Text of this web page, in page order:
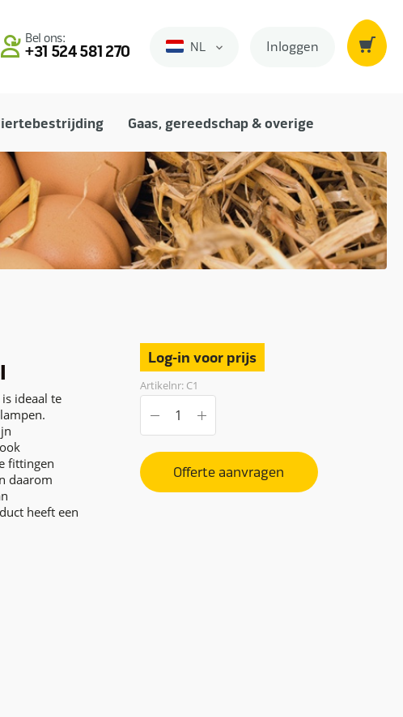
Bel ons:
+31 524 581 270 Nederlands
NL Inloggen
Gaas, gereedschap & overige
ideaal te
fittingen
daarom
heeft een
Log-in voor prijs
Artikelnr: C1
Offerte aanvragen